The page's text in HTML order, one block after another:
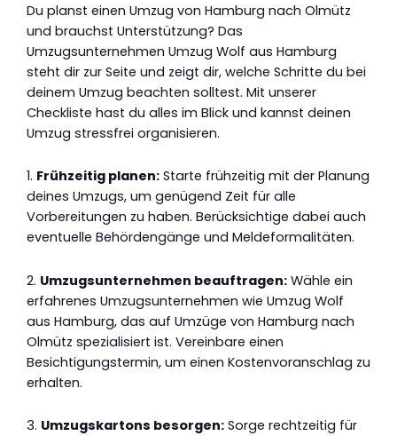
Du planst einen Umzug von Hamburg nach Olmütz
und brauchst Unterstützung? Das
Umzugsunternehmen Umzug Wolf aus Hamburg
steht dir zur Seite und zeigt dir, welche Schritte du bei
deinem Umzug beachten solltest. Mit unserer
Checkliste hast du alles im Blick und kannst deinen
Umzug stressfrei organisieren.
1. Frühzeitig planen: Starte frühzeitig mit der Planung
deines Umzugs, um genügend Zeit für alle
Vorbereitungen zu haben. Berücksichtige dabei auch
eventuelle Behördengänge und Meldeformalitäten.
2. Umzugsunternehmen beauftragen: Wähle ein
erfahrenes Umzugsunternehmen wie Umzug Wolf
aus Hamburg, das auf Umzüge von Hamburg nach
Olmütz spezialisiert ist. Vereinbare einen
Besichtigungstermin, um einen Kostenvoranschlag zu
erhalten.
3. Umzugskartons besorgen: Sorge rechtzeitig für